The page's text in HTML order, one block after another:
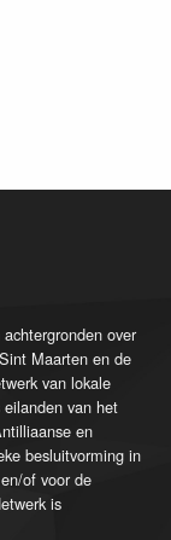
over
Maarten en de
van lokale
van het
en
besluitvorming in
of voor de
is